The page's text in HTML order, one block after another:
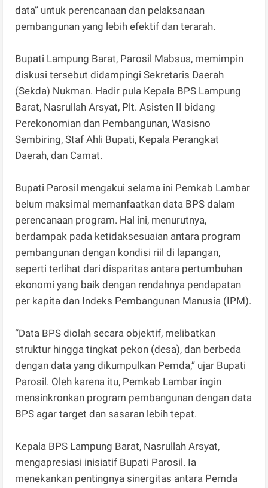
data” untuk perencanaan dan pelaksanaan
pembangunan yang lebih efektif dan terarah.
Bupati Lampung Barat, Parosil Mabsus, memimpin
diskusi tersebut didampingi Sekretaris Daerah
(Sekda) Nukman. Hadir pula Kepala BPS Lampung
Barat, Nasrullah Arsyat, Plt. Asisten II bidang
Perekonomian dan Pembangunan, Wasisno
Sembiring, Staf Ahli Bupati, Kepala Perangkat
Daerah, dan Camat.
Bupati Parosil mengakui selama ini Pemkab Lambar
belum maksimal memanfaatkan data BPS dalam
perencanaan program. Hal ini, menurutnya,
berdampak pada ketidaksesuaian antara program
pembangunan dengan kondisi riil di lapangan,
seperti terlihat dari disparitas antara pertumbuhan
ekonomi yang baik dengan rendahnya pendapatan
per kapita dan Indeks Pembangunan Manusia (IPM).
“Data BPS diolah secara objektif, melibatkan
struktur hingga tingkat pekon (desa), dan berbeda
dengan data yang dikumpulkan Pemda,” ujar Bupati
Parosil. Oleh karena itu, Pemkab Lambar ingin
mensinkronkan program pembangunan dengan data
BPS agar target dan sasaran lebih tepat.
Kepala BPS Lampung Barat, Nasrullah Arsyat,
mengapresiasi inisiatif Bupati Parosil. Ia
menekankan pentingnya sinergitas antara Pemda